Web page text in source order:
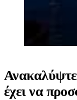
έχει να